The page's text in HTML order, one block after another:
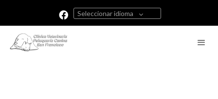
Seleccionar idioma